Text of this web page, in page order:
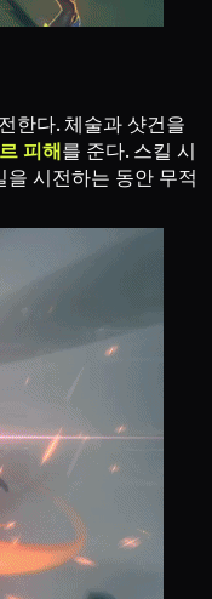
한다. 체술과 샷건을
피해를 준다. 스킬 시
시전하는 동안 무적